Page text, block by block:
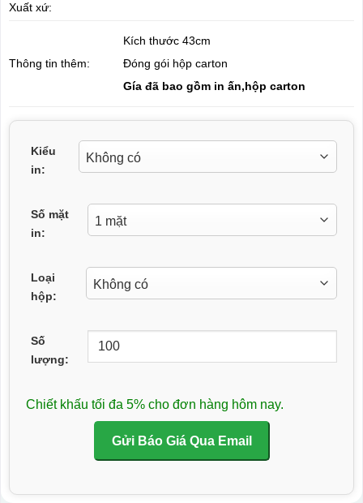
Xuất xứ:
Thông tin thêm:
Kích thước 43cm
Đóng gói hộp carton
Gía đã bao gồm in ấn,hộp carton
Kiểu
in:
Số mặt
in:
Loại
hộp:
Số
lượng:
Chiết khấu tối đa 5% cho đơn hàng hôm nay.
Gửi Báo Giá Qua Email